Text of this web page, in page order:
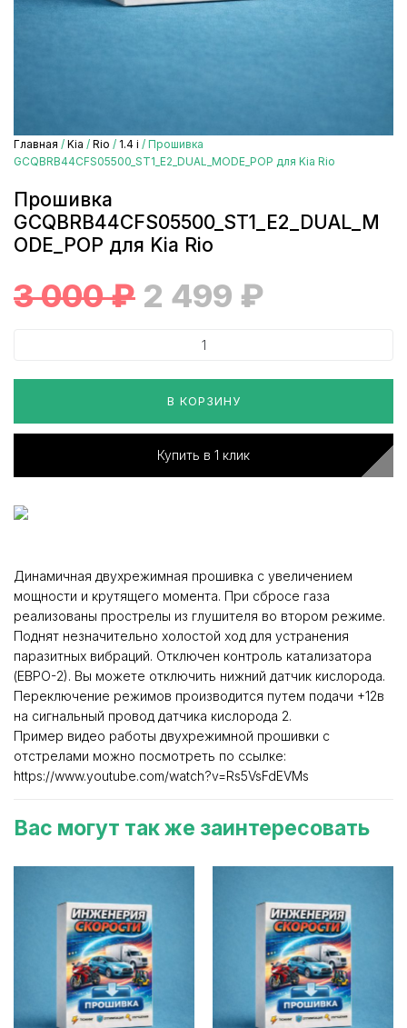
Главная / Kia / Rio / 1.4 i / Прошивка
GCQBRB44CFS05500_ST1_E2_DUAL_MODE_POP для Kia Rio
Прошивка
GCQBRB44CFS05500_ST1_E2_DUAL_M
ODE_POP для Kia Rio
3 000₽ 2 499 ₽
В КОРЗИНУ
Купить в 1 клик
Динамичная двухрежимная прошивка с увеличением
мощности и крутящего момента. При сбросе газа
реализованы прострелы из глушителя во втором режиме.
Поднят незначительно холостой ход для устранения
паразитных вибраций. Отключен контроль катализатора
(ЕВРО-2). Вы можете отключить нижний датчик кислорода.
Переключение режимов производится путем подачи +12в
на сигнальный провод датчика кислорода 2.
Пример видео работы двухрежимной прошивки с
отстрелами можно посмотреть по ссылке:
https://www.youtube.com/watch?v=Rs5VsFdEVMs
Вас могут так же заинтересовать